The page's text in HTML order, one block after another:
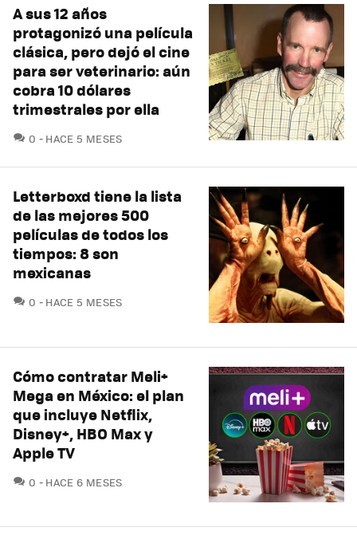
A sus 12 años
protagonizó una película
clásica, pero dejó el cine
para ser veterinario: aún
cobra 10 dólares
trimestrales por ella
0 COMENTARIOS
HACE 5 MESES
Letterboxd tiene la lista
de las mejores 500
películas de todos los
tiempos: 8 son
mexicanas
0 COMENTARIOS
HACE 5 MESES
Cómo contratar Meli+
Mega en México: el plan
que incluye Netflix,
Disney+, HBO Max y
Apple TV
0 COMENTARIOS
HACE 6 MESES